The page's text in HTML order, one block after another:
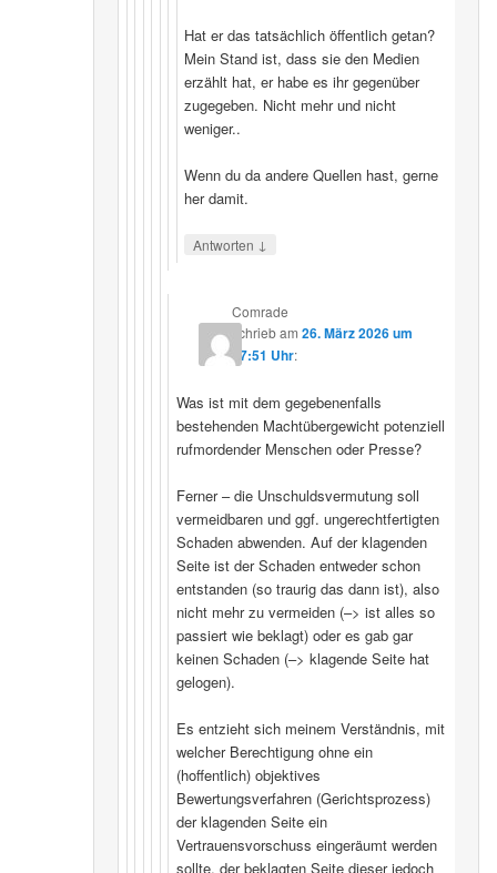
Hat er das tatsächlich öffentlich getan?
Mein Stand ist, dass sie den Medien
erzählt hat, er habe es ihr gegenüber
zugegeben. Nicht mehr und nicht
weniger..
Wenn du da andere Quellen hast, gerne
her damit.
Antworten ↓
Comrade
schriebam 26. März 2026 um
17:51 Uhr:
Was ist mit dem gegebenenfalls
bestehenden Machtübergewicht potenziell
rufmordender Menschen oder Presse?
Ferner – die Unschuldsvermutung soll
vermeidbaren und ggf. ungerechtfertigten
Schaden abwenden. Auf der klagenden
Seite ist der Schaden entweder schon
entstanden (so traurig das dann ist), also
nicht mehr zu vermeiden (–> ist alles so
passiert wie beklagt) oder es gab gar
keinen Schaden (–> klagende Seite hat
gelogen).
Es entzieht sich meinem Verständnis, mit
welcher Berechtigung ohne ein
(hoffentlich) objektives
Bewertungsverfahren (Gerichtsprozess)
der klagenden Seite ein
Vertrauensvorschuss eingeräumt werden
sollte, der beklagten Seite dieser jedoch